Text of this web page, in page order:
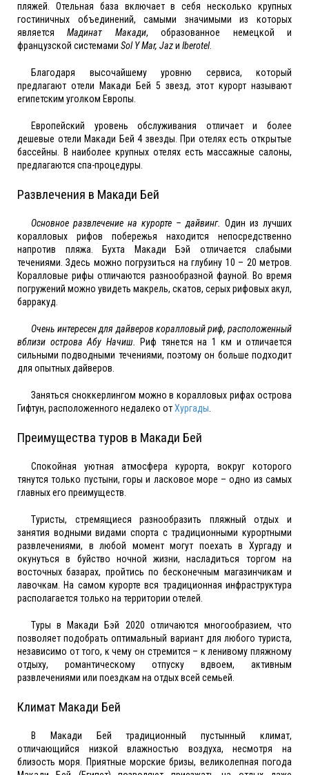
пляжей. Отельная база включает в себя несколько крупных
гостиничных объединений, самыми значимыми из которых
являетсяМадинат Макади, образованное немецкой и
французской системами Sol Y Mar, Jazи Iberotel.
Благодаря высочайшему уровню сервиса, который
предлагают отели Макади Бей 5 звезд, этот курорт называют
египетским уголком Европы.
Европейский уровень обслуживания отличает и более
дешевые отели Макади Бей 4 звезды . При отелях есть открытые
бассейны. В наиболее крупных отелях есть массажные салоны,
предлагаются спа-процедуры.
Развлечения в Макади Бей
Основное развлечение на курорте – дайвинг. Один из лучших
коралловых рифов побережья находится непосредственно
напротив пляжа. Бухта Макади Бэй отличается слабыми
течениями. Здесь можно погрузиться на глубину 10 – 20 метров.
Коралловые рифы отличаются разнообразной фауной. Во время
погружений можно увидеть макрель, скатов, серых рифовых акул,
барракуд.
Очень интересен для дайверов коралловый риф, расположенный
вблизи острова Абу Начиш.
Риф тянется на 1 км и отличается
сильными подводными течениями, поэтому он больше подходит
для опытных дайверов.
Заняться сноккерлингом можно в коралловых рифах острова
Гифтун, расположенного недалеко отХургады
Преимущества туров в Макади Бей
Спокойная уютная атмосфера курорта, вокруг которого
тянутся только пустыни, горы и ласковое море – одно из самых
главных его преимуществ.
Туристы, стремящиеся разнообразить пляжный отдых и
занятия водными видами спорта с традиционными курортными
развлечениями, в любой момент могут поехать в Хургаду и
окунуться в буйство ночной жизни, насладиться торгом на
восточных базарах, пройтись по бесконечным магазинчикам и
лавочкам. На самом курорте вся традиционная инфраструктура
располагается только на территории отелей.
Туры в Макади Бэй 2020 отличаются многообразием, что
позволяет подобрать оптимальный вариант для любого туриста,
независимо от того, к чему он стремится – к ленивому пляжному
отдыху, романтическому отпуску вдвоем, активным
развлечениями или поездкам на отдых всей семьей.
Климат Макади Бей
В Макади Бей традиционный пустынный климат,
отличающийся низкой влажностью воздуха, несмотря на
близость моря. Приятные морские бризы, великолепная погода